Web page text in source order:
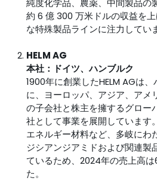
純度化学品、農薬、中間製品の
約 6 億 300 万米ドルの収益を
な特殊製品ラインに注力してい
HELM AG
本社：ドイツ、ハンブルク
1900年に創業したHELM AGは
に、ヨーロッパ、アジア、アメ
の子会社と株主を擁するグロー
社として事業を展開しています
エネルギー材料など、多岐にわ
ジシアンジアミドおよび関連製
ているため、2024年の売上高
た。